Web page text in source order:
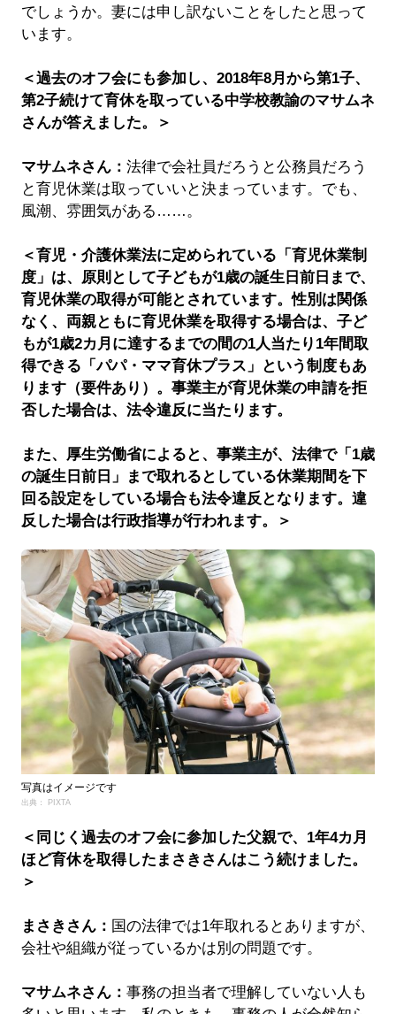
でしょうか。妻には申し訳ないことをしたと思って
います。
＜過去のオフ会にも参加し、2018年8月から第1子、
第2子続けて育休を取っている中学校教諭のマサムネ
さんが答えました。＞
マサムネさん： 法律で会社員だろうと公務員だろう
と育児休業は取っていいと決まっています。でも、
風潮、雰囲気がある……。
＜育児・介護休業法に定められている「育児休業制
度」は、原則として子どもが1歳の誕生日前日まで、
育児休業の取得が可能とされています。性別は関係
なく、両親ともに育児休業を取得する場合は、子ど
もが1歳2カ月に達するまでの間の1人当たり1年間取
得できる「パパ・ママ育休プラス」という制度もあ
ります（要件あり）。事業主が育児休業の申請を拒
否した場合は、法令違反に当たります。
また、厚生労働省によると、事業主が、法律で「1歳
の誕生日前日」まで取れるとしている休業期間を下
回る設定をしている場合も法令違反となります。違
反した場合は行政指導が行われます。＞
写真はイメージです
出典： PIXTA
＜同じく過去のオフ会に参加した父親で、1年4カ月
ほど育休を取得したまさきさんはこう続けました。
＞
まさきさん： 国の法律では1年取れるとありますが、
会社や組織が従っているかは別の問題です。
マサムネさん： 事務の担当者で理解していない人も